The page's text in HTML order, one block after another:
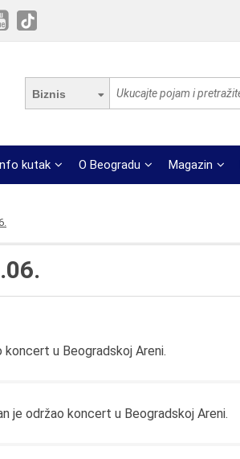
Biznis
kutak O Beogradu Magazin
u Beogradskoj Areni.
je održao koncert u Beogradskoj Areni.